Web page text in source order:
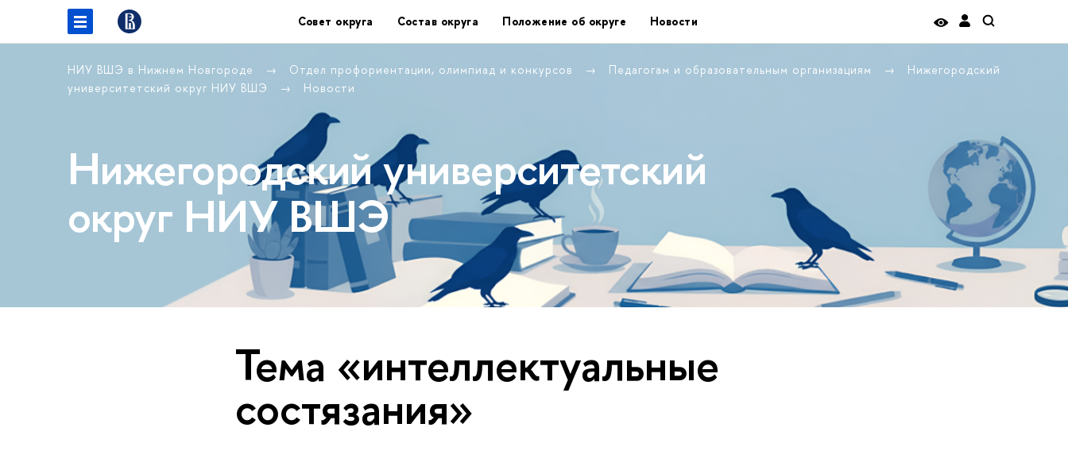
Совет округа Состав округа Положение об округе Новости
НИУ ВШЭ в Нижнем Новгороде Отдел профориентации, олимпиад и конкурсов Педагогам и образовательным организациям
Нижегородский
университетский округ НИУ ВШЭ
Новости
Нижегородский университетский
округ НИУ ВШЭ
Тема «интеллектуальные
состязания»